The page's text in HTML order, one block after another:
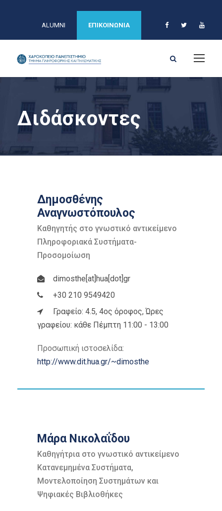
ALUMNI ΕΠΙΚΟΙΝΩΝΙΑ
Διδάσκοντες
Δημοσθένης
Αναγνωστόπουλος
Καθηγητής στο γνωστικό αντικείμενο
Πληροφοριακά Συστήματα-
Προσομοίωση
dimosthe[at]hua[dot]gr
+30 210 9549420
Γραφείο: 4.5, 4ος όροφος, Ώρες
γραφείου: κάθε Πέμπτη 11:00 - 13:00
Προσωπική ιστοσελίδα:
http://www.dit.hua.gr/~dimosthe
Μάρα Νικολαΐδου
Καθηγήτρια στο γνωστικό αντικείμενο
Κατανεμημένα Συστήματα,
Μοντελοποίηση Συστημάτων και
Ψηφιακές Βιβλιοθήκες